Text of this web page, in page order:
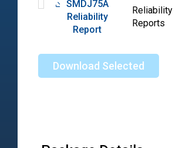
SMDJ75A
Reliability
Report
Reliability
Reports
Download Selected